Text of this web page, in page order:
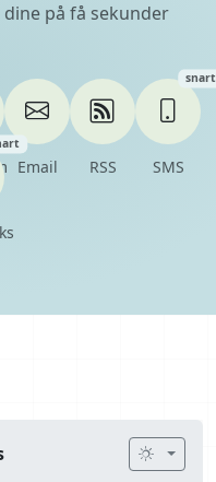
på få sekunder
Email RSS SMS
snart